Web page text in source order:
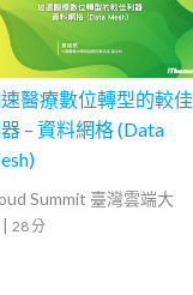
醫療數位轉型的較佳
– 資料網格 (Data
Summit 臺灣雲端大
| 28 分